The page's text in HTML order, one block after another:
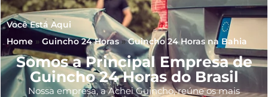
Você Está Aqui
Home » Guincho 24 Horas»Guincho 24 Horas na Bahia
Somos a Principal Empresa de
Guincho 24 Horas do Brasil
Nossa empresa, aAchei Guincho, reúne os mais